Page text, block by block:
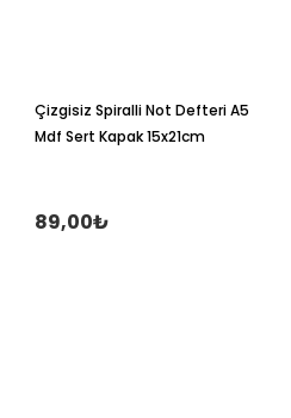
Çizgisiz Spiralli Not Defteri A5
Mdf Sert Kapak 15x21cm
89,00₺